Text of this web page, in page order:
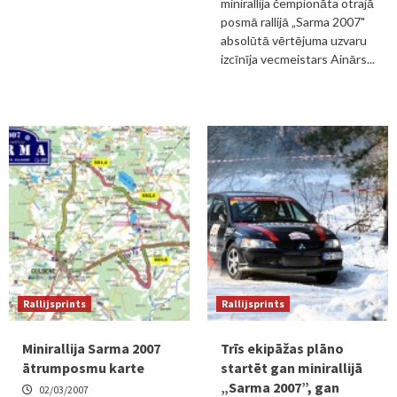
minirallija čempionāta otrajā
posmā rallijā „Sarma 2007"
absolūtā vērtējuma uzvaru
izcīnīja vecmeistars Ainārs...
Rallijsprints
Minirallija Sarma 2007
ātrumposmu karte
02/03/2007
Rallijsprints
Trīs ekipāžas plāno
startēt gan minirallijā
„Sarma 2007”, gan